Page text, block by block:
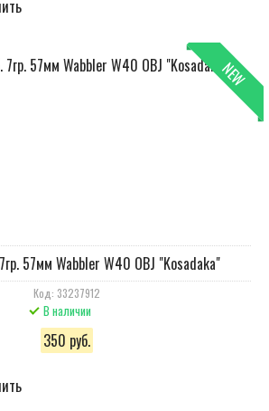
NEW
57мм Wabbler W40 OBJ "Kosadaka"
Код: 33237912
В наличии
350 руб.